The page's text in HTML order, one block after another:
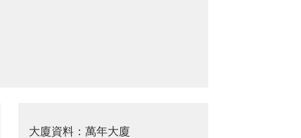
大廈資料：萬年大廈